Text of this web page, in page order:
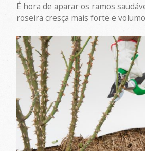
É hora de aparar os ramos
roseira cresça mais forte e